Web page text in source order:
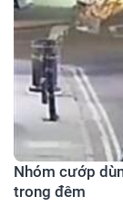
Nhóm cướp
trong đêm